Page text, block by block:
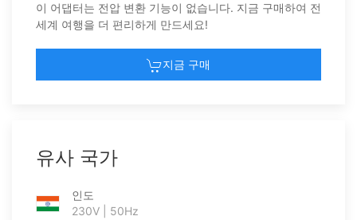
이 어댑터는 전압 변환 기능이 없습니다. 지금 구매하여 전
세계 여행을 더 편리하게 만드세요!
지금 구매
유사 국가
인도
230V | 50Hz